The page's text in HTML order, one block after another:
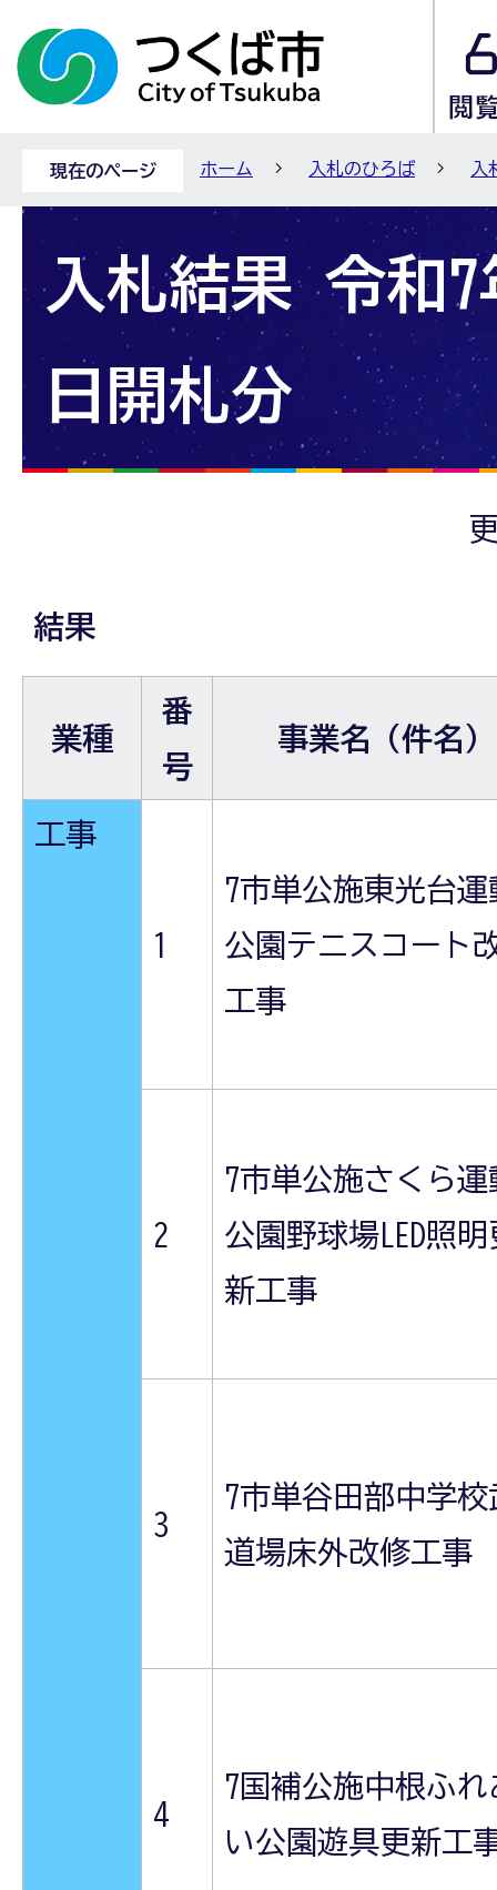
現在のページ ホーム 入札のひろば 入
入札結果 令和7
日開札分
結果
業種
番
号
事業名（件名）
工事
1
7市単公施東光台運
公園テニスコート
工事
2
7市単公施さくら運
公園野球場LED照明
新工事
3
7市単谷田部中学校
道場床外改修工事
4
7国補公施中根ふれ
い公園遊具更新工